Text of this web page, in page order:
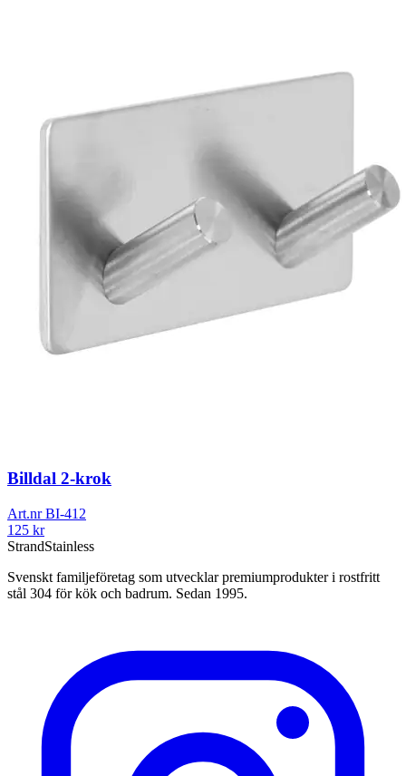
Billdal 2-krok
Art.nrBI-412
125 kr
StrandStainless
Svenskt familjeföretag som utvecklar premiumprodukter i rostfritt
stål 304 för kök och badrum. Sedan 1995.